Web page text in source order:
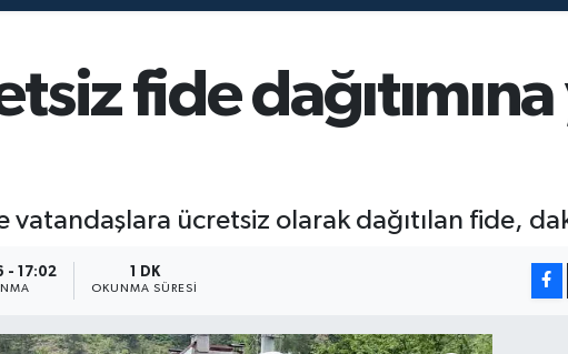
fide
ücretsiz olarak dağıtılan fide,
- 17:02 1 DK
OKUNMA SÜRESI